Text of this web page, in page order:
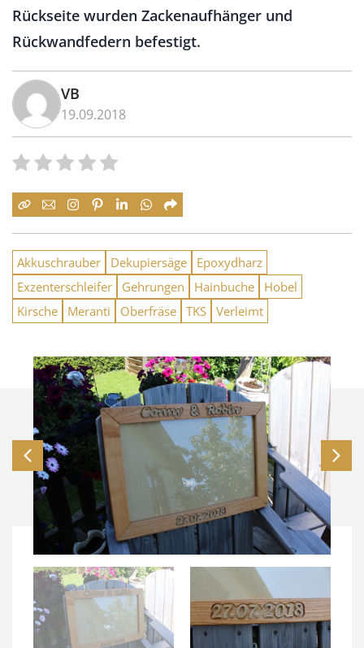
Rückseite wurden Zackenaufhänger und
Rückwandfedern befestigt.
VB
19.09.2018
Akkuschrauber Dekupiersäge
Epoxydharz
Exzenterschleifer
Gehrungen Hainbuche
Hobel
Kirsche
Meranti Oberfräse TKS Verleimt